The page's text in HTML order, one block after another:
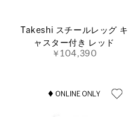
Takeshi スチールレッグ キ
ャスター付き レッド
￥104,390